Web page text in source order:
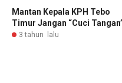
Mantan Kepala KPH Tebo
Timur Jangan “Cuci
3 tahun lalu